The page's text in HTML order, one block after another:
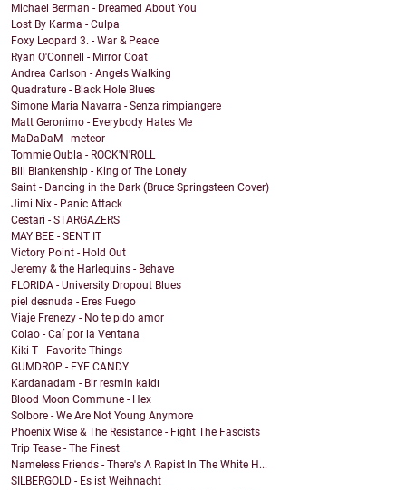
Michael Berman - Dreamed About You
Lost By Karma - Culpa
Foxy Leopard 3. - War & Peace
Ryan O'Connell - Mirror Coat
Andrea Carlson - Angels Walking
Quadrature - Black Hole Blues
Simone Maria Navarra - Senza rimpiangere
Matt Geronimo - Everybody Hates Me
MaDaDaM - meteor
Tommie Qubla - ROCK'N'ROLL
Bill Blankenship - King of The Lonely
Saint - Dancing in the Dark (Bruce Springsteen Cover)
Jimi Nix - Panic Attack
Cestari - STARGAZERS
MAY BEE - SENT IT
Victory Point - Hold Out
Jeremy & the Harlequins - Behave
FLORIDA - University Dropout Blues
piel desnuda - Eres Fuego
Viaje Frenezy - No te pido amor
Colao - Caí por la Ventana
Kiki T - Favorite Things
GUMDROP - EYE CANDY
Kardanadam - Bir resmin kaldı
Blood Moon Commune - Hex
Solbore - We Are Not Young Anymore
Phoenix Wise & The Resistance - Fight The Fascists
Trip Tease - The Finest
Nameless Friends - There's A Rapist In The White H...
SILBERGOLD - Es ist Weihnacht